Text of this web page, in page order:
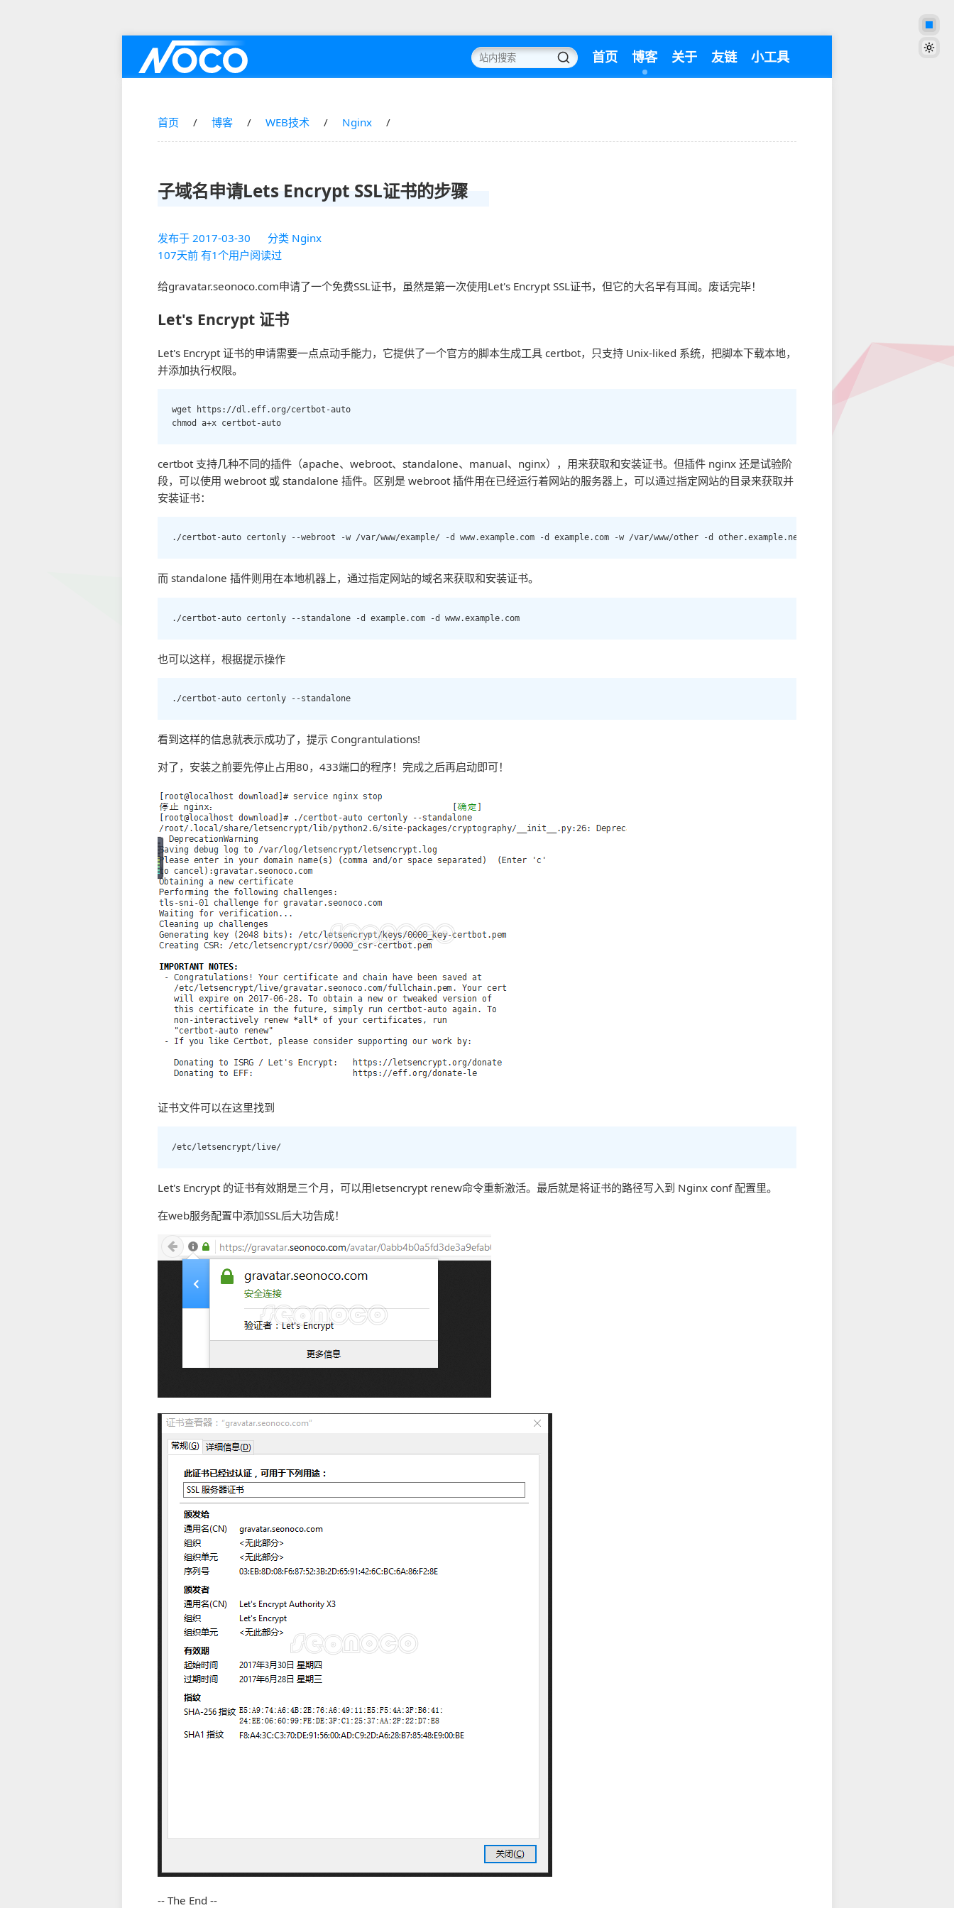
首页 博客 关于 友链 小工具
首页 博客 WEB技术 Nginx
子域名申请Lets Encrypt SSL证书的步骤
发布于 2017-03-30 分类 Nginx
107天前 有1个用户阅读过
给gravatar.seonoco.com申请了一个免费SSL证书，虽然是第一次使用Let's Encrypt SSL证书，但它的大名早有耳闻。废话完毕！
Let's Encrypt 证书
Let's Encrypt 证书的申请需要一点点动手能力，它提供了一个官方的脚本生成工具 certbot，只支持 Unix-liked 系统，把脚本下载本地，
并添加执行权限。
wget https://dl.eff.org/certbot-auto
chmod a+x certbot-auto
certbot 支持几种不同的插件（apache、webroot、standalone、manual、nginx），用来获取和安装证书。但插件 nginx 还是试验阶
段，可以使用 webroot 或 standalone 插件。区别是 webroot 插件用在已经运行着网站的服务器上，可以通过指定网站的目录来获取并
安装证书：
./certbot-auto certonly --webroot -w /var/www/example/ -d www.example.com -d example.com -w /var/www/other -d other.example.net -d another.other.example.net
而 standalone 插件则用在本地机器上，通过指定网站的域名来获取和安装证书。
./certbot-auto certonly --standalone -d example.com -d www.example.com
也可以这样，根据提示操作
./certbot-auto certonly --standalone
看到这样的信息就表示成功了，提示 Congrantulations!
对了，安装之前要先停止占用80，433端口的程序！完成之后再启动即可！
证书文件可以在这里找到
/etc/letsencrypt/live/
Let's Encrypt 的证书有效期是三个月，可以用letsencrypt renew命令重新激活。最后就是将证书的路径写入到 Nginx conf 配置里。
在web服务配置中添加SSL后大功告成！
-- The End --